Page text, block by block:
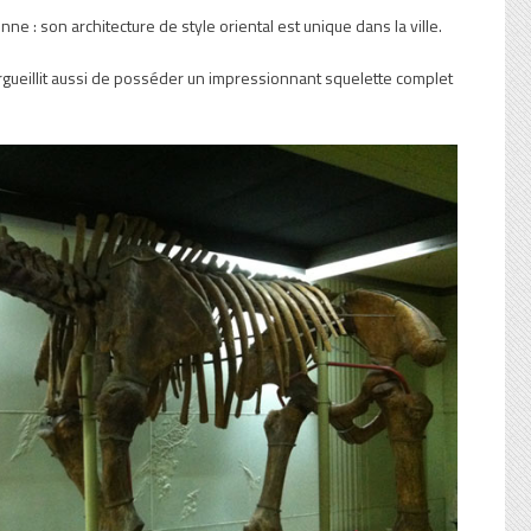
: son architecture de style oriental est unique dans la ville.
aussi de posséder un impressionnant squelette complet